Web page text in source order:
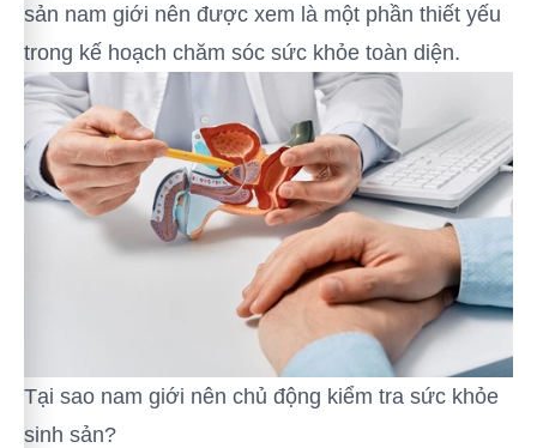
sản nam giới nên được xem là một phần thiết yếu
trong kế hoạch chăm sóc sức khỏe toàn diện.
Tại sao nam giới nên chủ động kiểm tra sức khỏe
sinh sản?